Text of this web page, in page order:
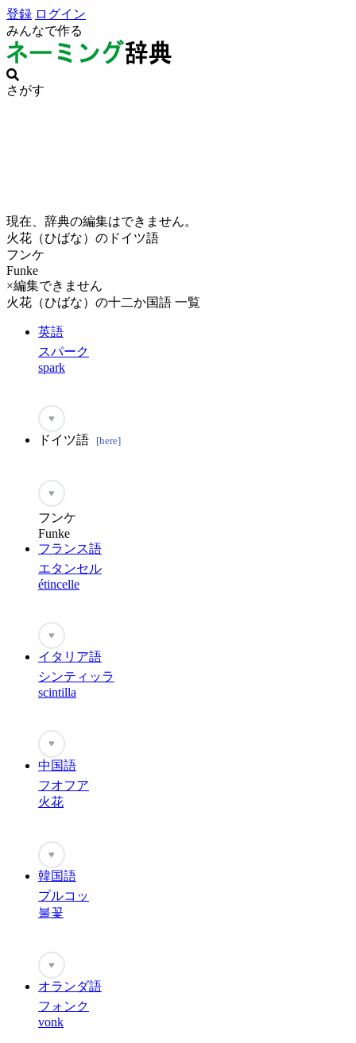
登録 ログイン
みんなで作る
さがす
現在、辞典の編集はできません。
火花（ひばな）のドイツ語
フンケ
Funke
×編集できません
火花（ひばな）の十二か国語 一覧
英語
スパーク
spark
♥
ドイツ語 [here]
♥
フンケ
Funke
フランス語
エタンセル
étincelle
♥
イタリア語
シンティッラ
scintilla
♥
中国語
フオフア
火花
♥
韓国語
プルコッ
불꽃
♥
オランダ語
フォンク
vonk